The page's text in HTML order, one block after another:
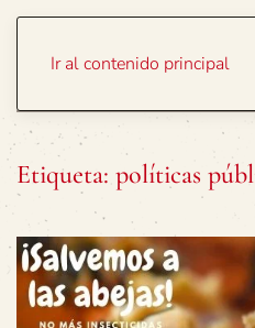
Ir al contenido principal
Etiqueta: políticas